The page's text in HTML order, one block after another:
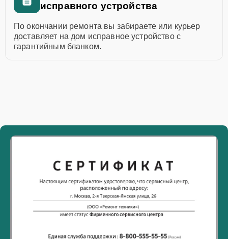
исправного устройства
По окончании ремонта вы забираете или курьер
доставляет на дом исправное устройство с
гарантийным бланком.